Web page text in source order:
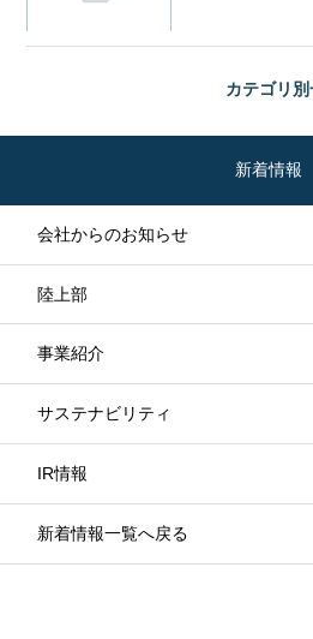
カテゴリ別
新着情報
会社からのお知らせ
陸上部
事業紹介
サステナビリティ
IR情報
新着情報一覧へ戻る